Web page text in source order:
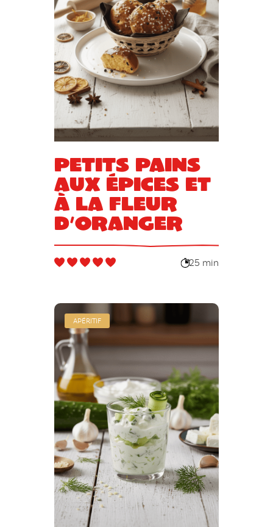
Petits pains
aux épices et
à la fleur
d’oranger
25 min
APÉRITIF